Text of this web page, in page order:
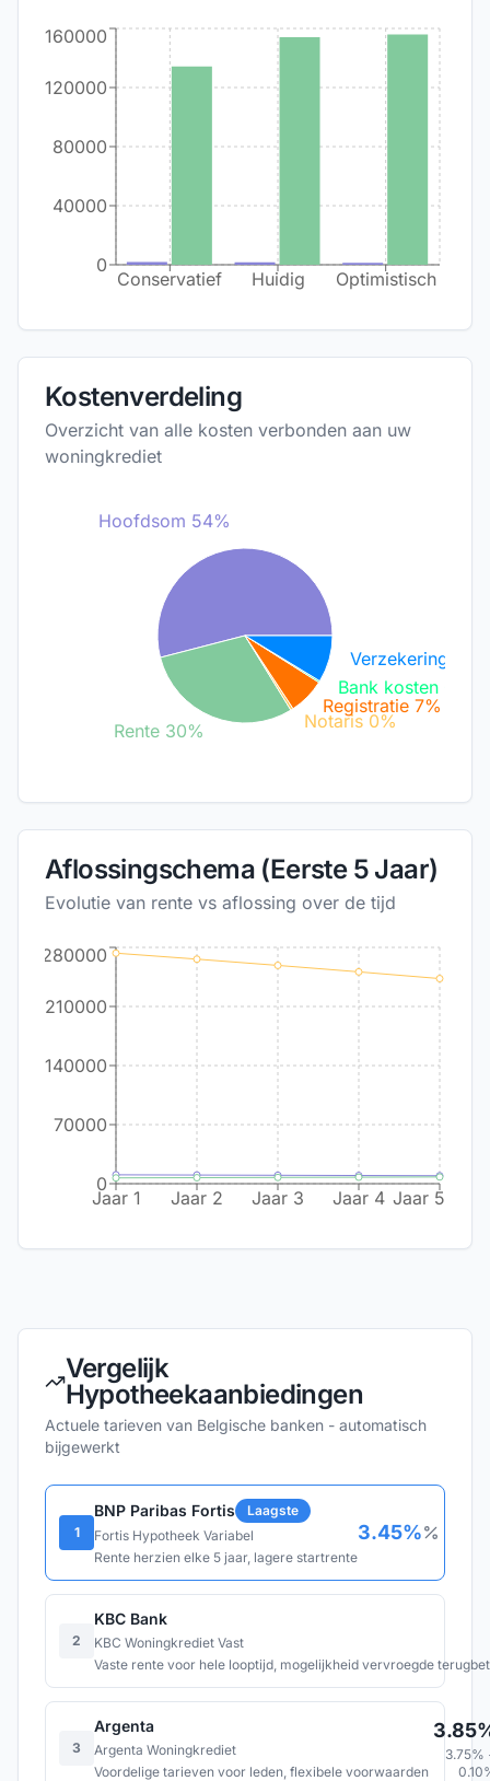
Conservatief Huidig Optimistisch
0
40000
80000
120000
160000
Kostenverdeling
Overzicht van alle kosten verbonden aan uw
woningkrediet
Hoofdsom 54%
Rente 30% Notaris 0%
Registratie 7%
Bank kosten 0%
Verzekering 9%
Aflossingschema (Eerste 5 Jaar)
Evolutie van rente vs aflossing over de tijd
Jaar 1 Jaar 2 Jaar 3 Jaar 4 Jaar 5
0
70000
140000
210000
280000
Vergelijk
Hypotheekaanbiedingen
Actuele tarieven van Belgische banken - automatisch
bijgewerkt
1
BNP Paribas Fortis
Laagste
Fortis Hypotheek Variabel
Rente herzien elke 5 jaar, lagere startrente
3.45%
2
KBC Bank
KBC Woningkrediet Vast
Vaste rente voor hele looptijd, mogelijkheid vervroegde
3
Argenta
Argenta Woningkrediet
Voordelige tarieven voor leden, flexibele voorwaarden
3.85
3.75%
0.10